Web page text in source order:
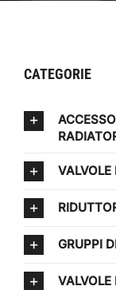
CATEGORIE
VALVOLE
GRUPPI
VALVOLE